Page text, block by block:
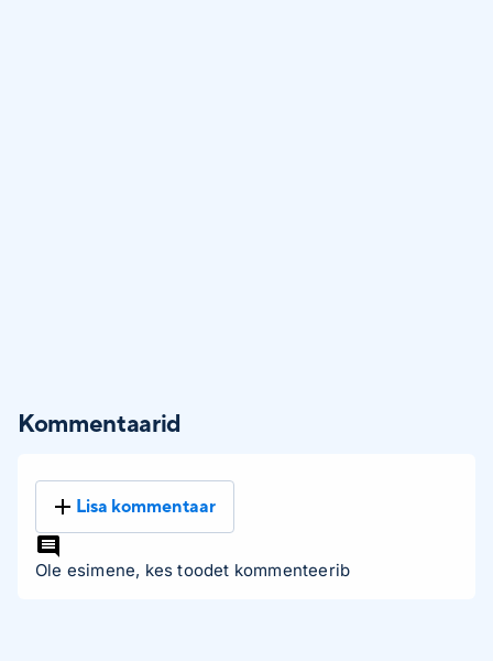
Kommentaarid
Lisa kommentaar
Ole esimene, kes toodet kommenteerib